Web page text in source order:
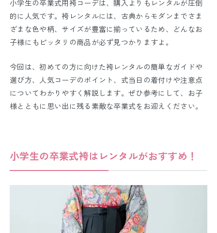
小学生の卒業式用袴コーデは、購入よりもレンタルが圧倒
的に人気です。袴レンタルには、古典からモダンまでさま
ざまな色や柄、サイズが豊富に揃っているため、どんなお
子様にもピッタリの商品が必ず見つかりますよ。
今回は、初めての方に向けた袴レンタルの簡単なガイドや
選び方、人気コーデのポイント、式当日の着付けや注意点
についてわかりやすく解説します。ぜひ参考にして、お子
様とともに思い出に残る素敵な卒業式をお迎えください。
小学生の卒業式袴はレンタルがおすすめ！